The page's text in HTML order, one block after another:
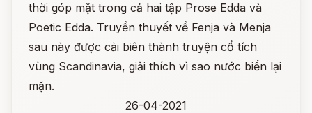
thời góp mặt trong cả hai tập Prose Edda và
Poetic Edda. Truyền thuyết về Fenja và Menja
sau này được cải biên thành truyện cổ tích
vùng Scandinavia, giải thích vì sao nước biển lại
mặn.
26-04-2021